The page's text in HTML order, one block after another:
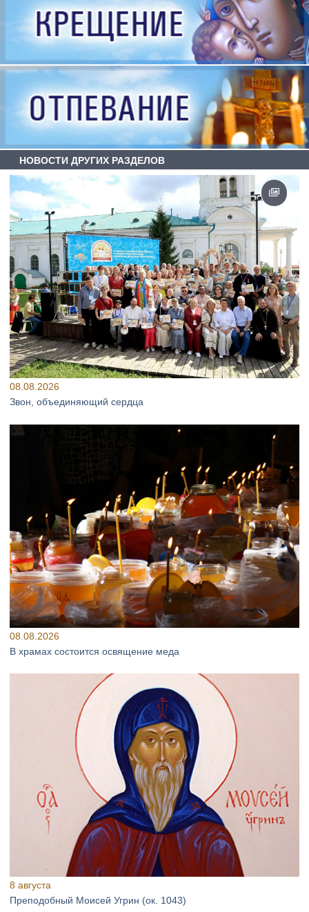
НОВОСТИ ДРУГИХ РАЗДЕЛОВ
08.08.2026
Звон, объединяющий сердца
08.08.2026
В храмах состоится освящение меда
8 августа
Преподобный Моисей Угрин (ок. 1043)